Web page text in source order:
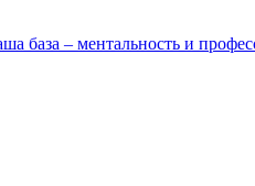
база – ментальность и